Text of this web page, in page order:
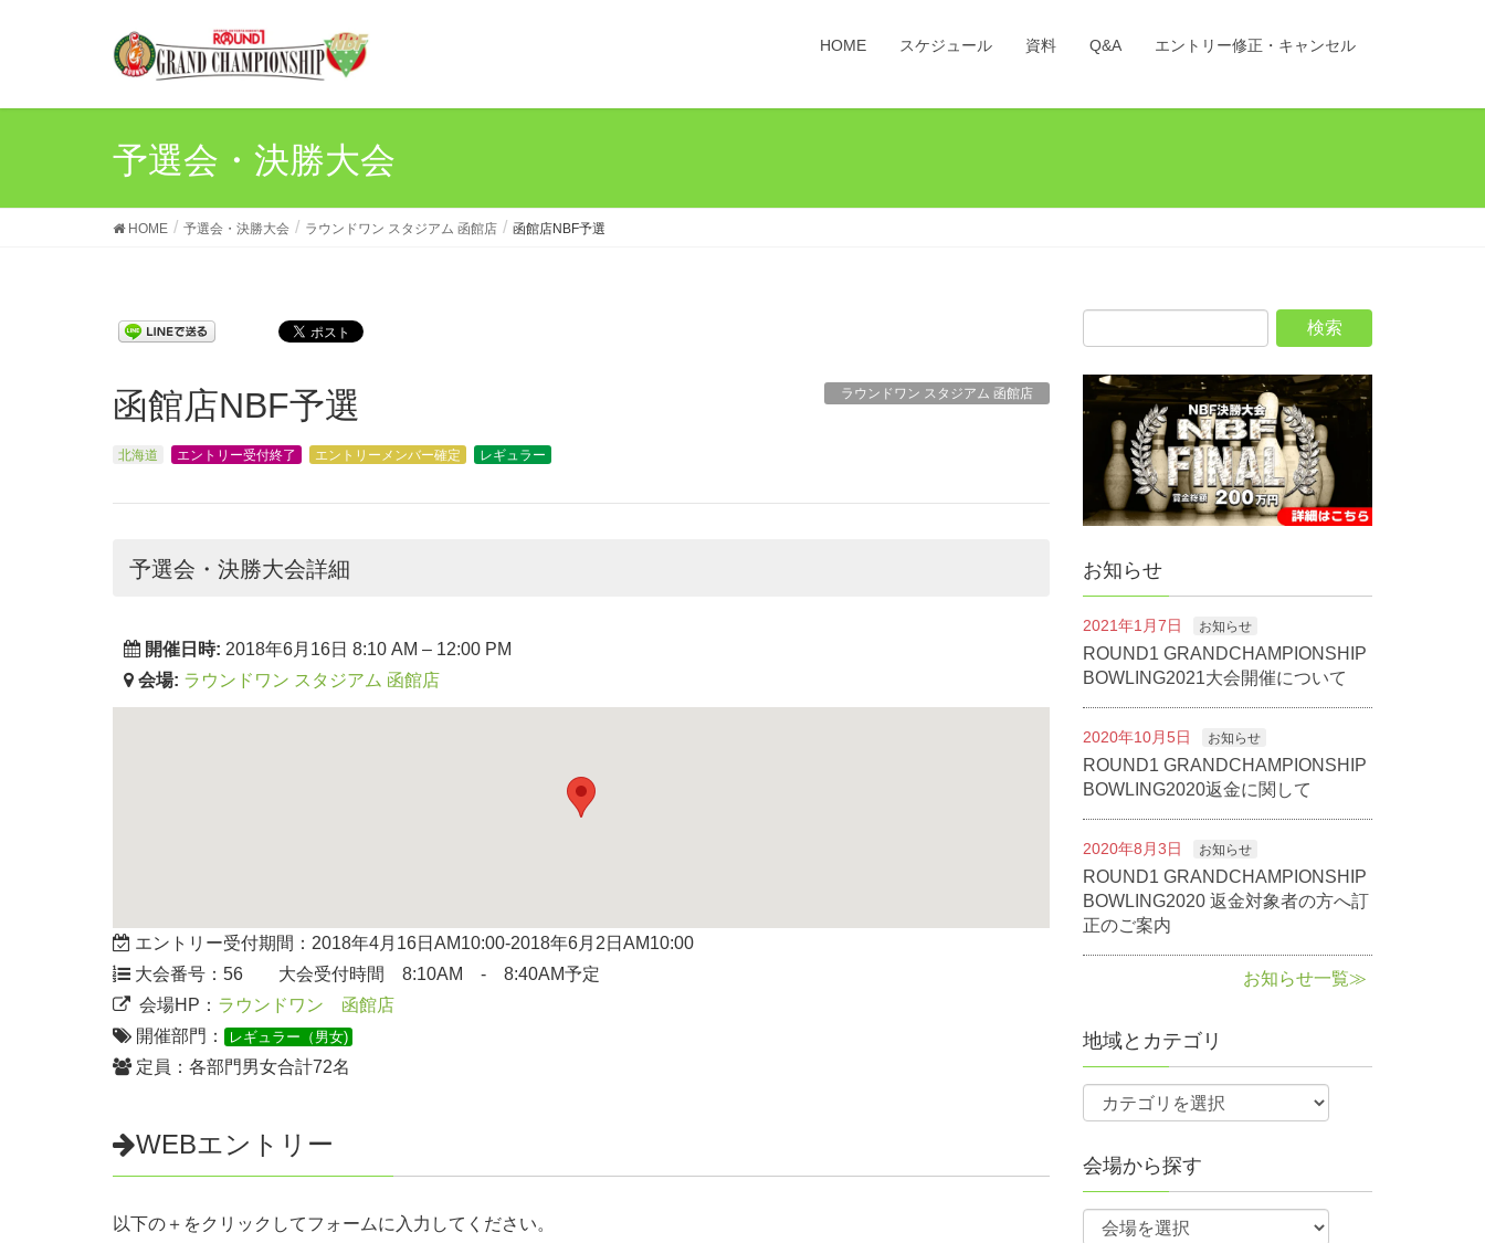
HOME スケジュール 資料 Q&A エントリー修正・キャンセル
予選会・決勝大会
HOME 予選会・決勝大会 ラウンドワン スタジアム 函館店 函館店NBF予選
ラウンドワン スタジアム 函館店
函館店NBF予選
北海道 エントリー受付終了 エントリーメンバー確定 レギュラー
予選会・決勝大会詳細
開催日時: 2018年6月16日 8:10 AM – 12:00 PM
会場: ラウンドワン スタジアム 函館店
エントリー受付期間：2018年4月16日AM10:00-2018年6月2日AM10:00
大会番号：56 大会受付時間 8:10AM - 8:40AM予定
会場HP： ラウンドワン 函館店
開催部門：
レギュラー（男女)
定員：各部門男女合計72名
WEBエントリー
以下の＋をクリックしてフォームに入力してください。
お知らせ
2021年1月7日 お知らせ
ROUND1 GRANDCHAMPIONSHIP
BOWLING2021大会開催について
2020年10月5日 お知らせ
ROUND1 GRANDCHAMPIONSHIP
BOWLING2020返金に関して
2020年8月3日 お知らせ
ROUND1 GRANDCHAMPIONSHIP
BOWLING2020 返金対象者の方へ訂
正のご案内
お知らせ一覧≫
地域とカテゴリ
会場から探す